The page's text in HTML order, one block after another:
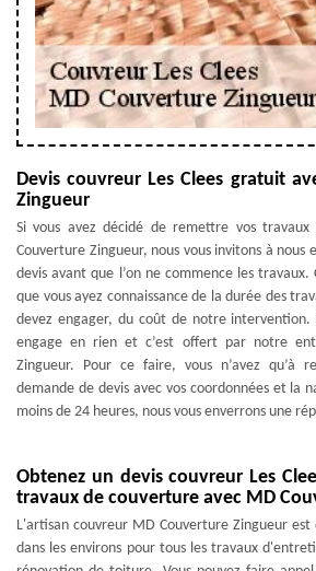
Devis couvreur Les Clees gratuit
Zingueur
Si vous avez décidé de remettre vos
Couverture Zingueur, nous vous invitons à nous
devis avant que l’on ne commence les travaux.
que vous ayez connaissance de la durée des
devez engager, du coût de notre intervention.
engage en rien et c’est offert par notre
Zingueur. Pour ce faire, vous n’avez qu’à
demande de devis avec vos coordonnées et la
moins de 24 heures, nous vous enverrons une
Obtenez un devis couvreur Les
travaux de couverture avec MD
L'artisan couvreur MD Couverture Zingueur est
dans les environs pour tous les travaux